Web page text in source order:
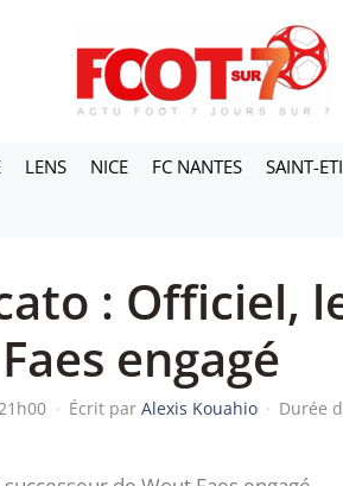
LENS NICE FC NANTES SAINT-
: Officiel,
engagé
· Écrit par Alexis Kouahio · Durée